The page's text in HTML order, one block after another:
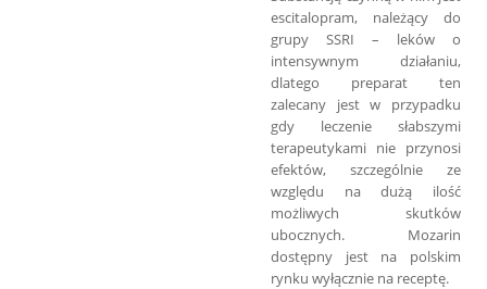
escitalopram, należący do
grupy SSRI – leków o
intensywnym działaniu,
dlatego preparat ten
zalecany jest w przypadku
gdy leczenie słabszymi
terapeutykami nie przynosi
efektów, szczególnie ze
względu na dużą ilość
możliwych skutków
ubocznych. Mozarin
dostępny jest na polskim
rynku wyłącznie na receptę.